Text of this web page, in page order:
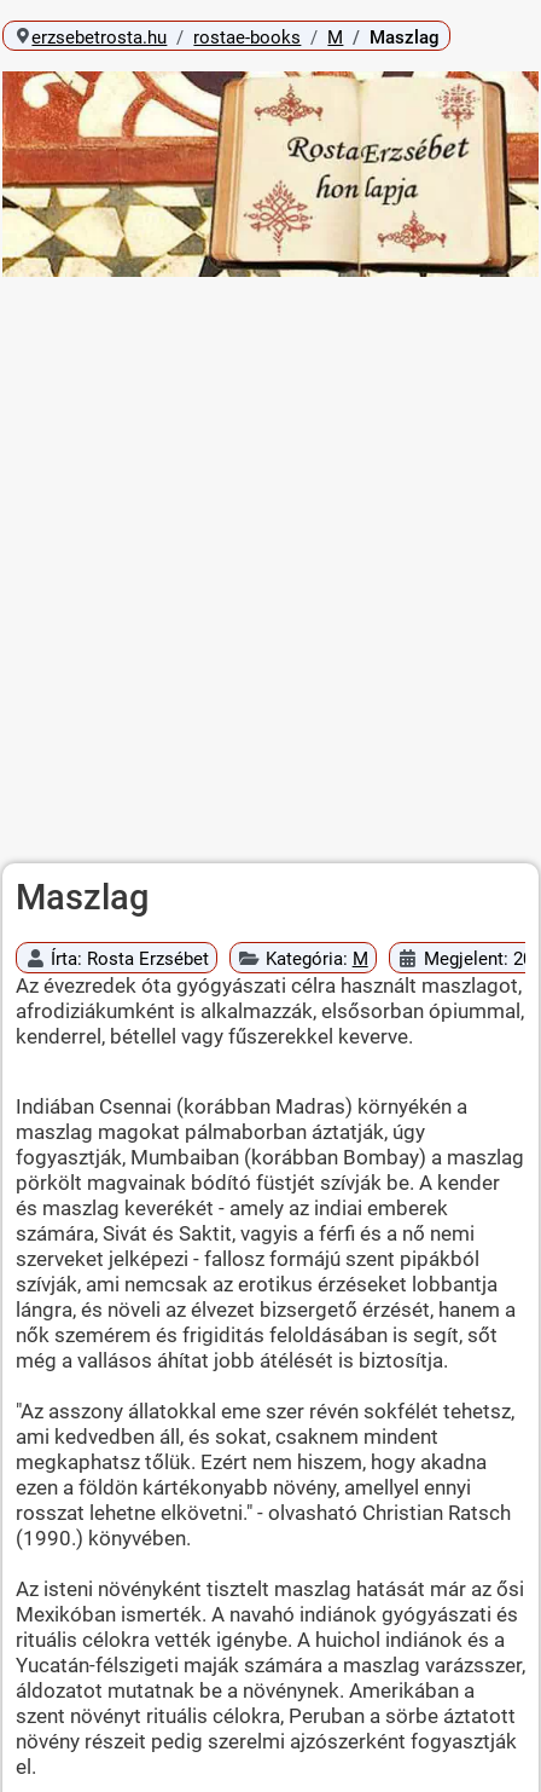
erzsebetrosta.hu rostae-books M Maszlag
Maszlag
Írta: Rosta Erzsébet Kategória: M Megjelent:
Az évezredek óta gyógyászati célra használt maszlagot,
afrodiziákumként is alkalmazzák, elsősorban ópiummal,
kenderrel, bétellel vagy fűszerekkel keverve.
Indiában Csennai (korábban Madras) környékén a
maszlag magokat pálmaborban áztatják, úgy
fogyasztják, Mumbaiban (korábban Bombay) a maszlag
pörkölt magvainak bódító füstjét szívják be. A kender
és maszlag keverékét - amely az indiai emberek
számára, Sivát és Saktit, vagyis a férfi és a nő nemi
szerveket jelképezi - fallosz formájú szent pipákból
szívják, ami nemcsak az erotikus érzéseket lobbantja
lángra, és növeli az élvezet bizsergető érzését, hanem a
nők szemérem és frigiditás feloldásában is segít, sőt
még a vallásos áhítat jobb átélését is biztosítja.
"Az asszony állatokkal eme szer révén sokfélét tehetsz,
ami kedvedben áll, és sokat, csaknem mindent
megkaphatsz tőlük. Ezért nem hiszem, hogy akadna
ezen a földön kártékonyabb növény, amellyel ennyi
rosszat lehetne elkövetni." - olvasható Christian Ratsch
(1990.) könyvében.
Az isteni növényként tisztelt maszlag hatását már az ősi
Mexikóban ismerték. A navahó indiánok gyógyászati és
rituális célokra vették igénybe. A huichol indiánok és a
Yucatán-félszigeti maják számára a maszlag varázsszer,
áldozatot mutatnak be a növénynek. Amerikában a
szent növényt rituális célokra, Peruban a sörbe áztatott
növény részeit pedig szerelmi ajzószerként fogyasztják
el.